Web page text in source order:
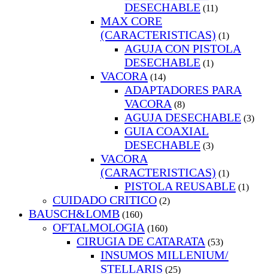
DESECHABLE (11)
MAX CORE
(CARACTERISTICAS) (1)
AGUJA CON PISTOLA
DESECHABLE (1)
VACORA (14)
ADAPTADORES PARA
VACORA (8)
AGUJA DESECHABLE (3)
GUIA COAXIAL
DESECHABLE (3)
VACORA
(CARACTERISTICAS) (1)
PISTOLA REUSABLE (1)
CUIDADO CRITICO (2)
BAUSCH&LOMB (160)
OFTALMOLOGIA (160)
CIRUGIA DE CATARATA (53)
INSUMOS MILLENIUM/
STELLARIS (25)